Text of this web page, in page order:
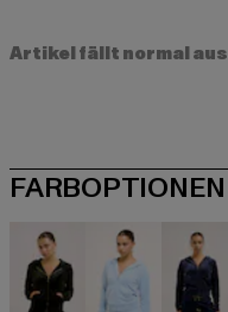
Artikel fällt normal aus
FARBOPTIONEN